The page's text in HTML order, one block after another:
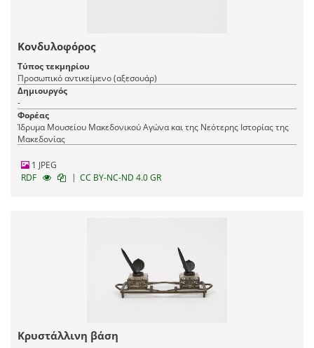
Κονδυλοφόρος
Τύπος τεκμηρίου
Προσωπικό αντικείμενο (αξεσουάρ)
Δημιουργός
-
Φορέας
Ίδρυμα Μουσείου Μακεδονικού Αγώνα και της Νεότερης Ιστορίας της
Μακεδονίας
1 JPEG
RDF
| CC BY-NC-ND 4.0 GR
Κρυστάλλινη βάση